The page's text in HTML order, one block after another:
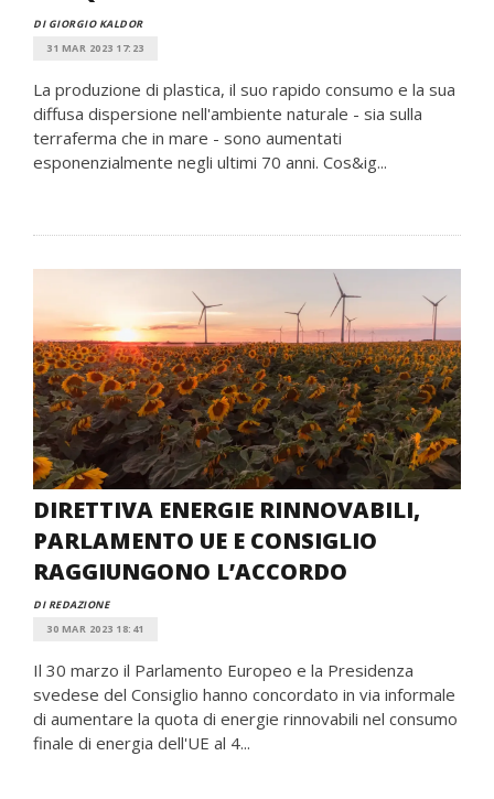
DI GIORGIO KALDOR
31 MAR 2023 17:23
La produzione di plastica, il suo rapido consumo e la sua
diffusa dispersione nell'ambiente naturale - sia sulla
terraferma che in mare - sono aumentati
esponenzialmente negli ultimi 70 anni. Cos&ig...
DIRETTIVA ENERGIE RINNOVABILI,
PARLAMENTO UE E CONSIGLIO
RAGGIUNGONO L’ACCORDO
DI REDAZIONE
30 MAR 2023 18:41
Il 30 marzo il Parlamento Europeo e la Presidenza
svedese del Consiglio hanno concordato in via informale
di aumentare la quota di energie rinnovabili nel consumo
finale di energia dell'UE al 4...